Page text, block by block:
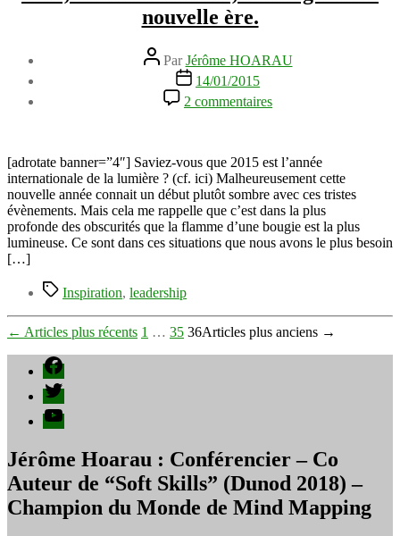
nouvelle ère.
Auteur
de
l’article
ParJérôme HOARAU
Date
de
l’article
14/01/2015
2 commentaires
2015,
lumière,
d’énergie
et
de
nouvelle
ère.
[adrotate banner=”4″] Saviez-vous que 2015 est l’année
internationale de la lumière ? (cf. ici) Malheureusement cette
nouvelle année connait un début plutôt sombre avec ces tristes
évènements. Mais cela me rappelle que c’est dans la plus
profonde des obscurités que la flamme d’une bougie est la plus
lumineuse. Ce sont dans ces situations que nous avons le plus besoin
[…]
Étiquettes
Inspiration, leadership
Pagination
des
publications
← Articles plus récents 1 … 35 36Articles plus anciens →
Facebook
Twitter
YouTube
Jérôme Hoarau : Conférencier – Co
Auteur de “Soft Skills” (Dunod 2018) –
Champion du Monde de Mind Mapping